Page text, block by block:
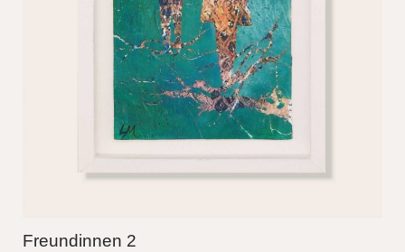
Freundinnen 2